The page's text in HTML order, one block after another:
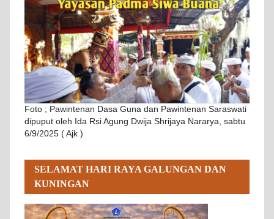
Foto ; Pawintenan Dasa Guna dan Pawintenan Saraswati
dipuput oleh Ida Rsi Agung Dwija Shrijaya Nararya, sabtu
6/9/2025 ( Ajk )
SELAMAT HARI RAYA GALUNGAN DAN
KUNINGAN